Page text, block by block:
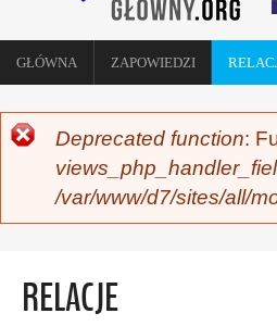
GŁÓWNA ZAPOWIEDZI
KOMUNIKAT O BŁĘDZIE
Deprecated function:
/var/www/d7/sites/all/
RELACJE